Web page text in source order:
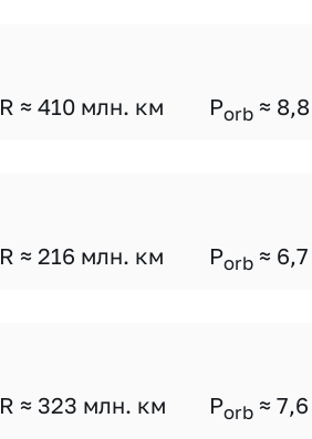
R ≈ 410 млн. км Porb ≈ 8,8
R ≈ 216 млн. км Porb ≈ 6,7
R ≈ 323 млн. км Porb ≈ 7,6